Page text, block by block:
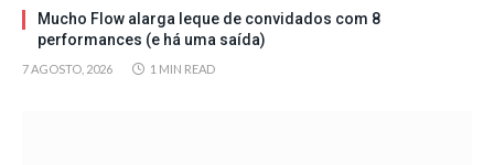
Mucho Flow alarga leque de convidados com 8
performances (e há uma saída)
7 AGOSTO, 2026 1 MIN READ